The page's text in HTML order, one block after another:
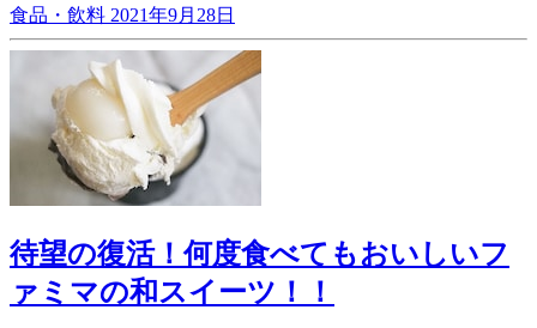
食品・飲料 2021年9月28日
待望の復活！何度食べてもおいしいフ
ァミマの和スイーツ！！